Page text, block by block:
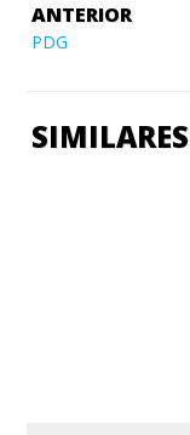
ANTERIOR
PDG
SIMILARES